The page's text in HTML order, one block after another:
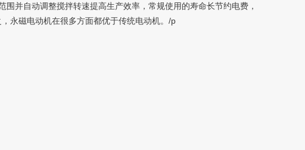
并自动调整搅拌转速提高生产效率，常规使用的寿命长节约电费，
永磁电动机在很多方面都优于传统电动机。/p